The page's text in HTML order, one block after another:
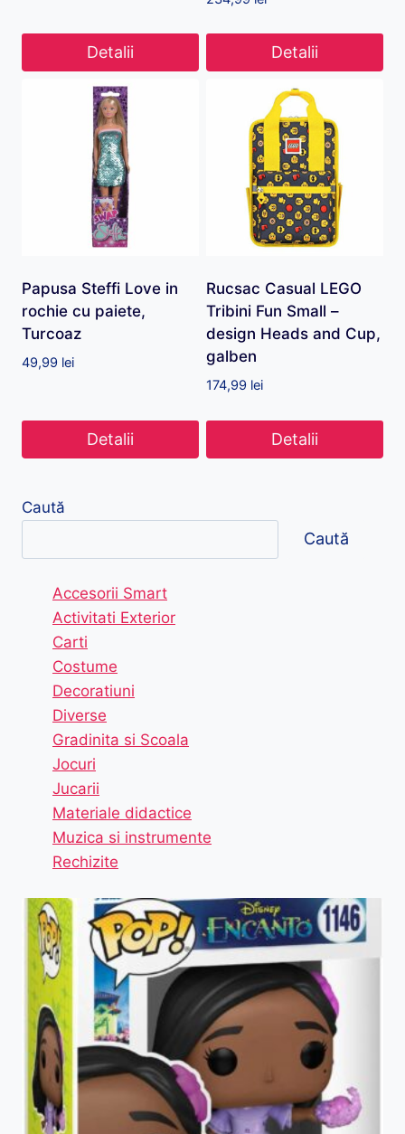
Detalii Detalii
Papusa Steffi Love in
rochie cu paiete,
Turcoaz
49,99 lei
Detalii
Rucsac Casual LEGO
Tribini Fun Small –
design Heads and Cup,
galben
174,99 lei
Detalii
Caută
Caută
Accesorii Smart
Activitati Exterior
Carti
Costume
Decoratiuni
Diverse
Gradinita si Scoala
Jocuri
Jucarii
Materiale didactice
Muzica si instrumente
Rechizite